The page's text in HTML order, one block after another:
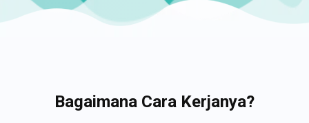
Bagaimana Cara Kerjanya?